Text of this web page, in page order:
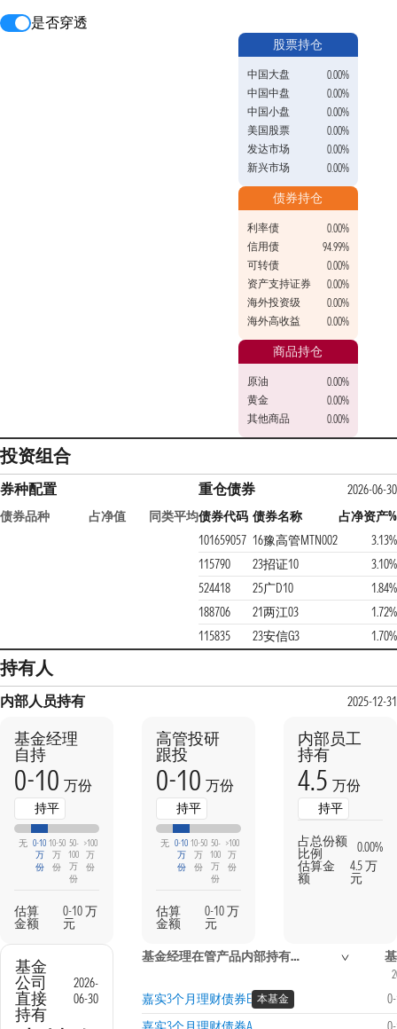
是否穿透
股票持仓
中国大盘
0.00%
中国中盘
0.00%
中国小盘
0.00%
美国股票
0.00%
发达市场
0.00%
新兴市场
0.00%
债券持仓
利率债
0.00%
信用债
94.99%
可转债
0.00%
资产支持证券
0.00%
海外投资级
0.00%
海外高收益
0.00%
商品持仓
原油
0.00%
黄金
0.00%
其他商品
0.00%
投资组合
券种配置
债券品种 占净值 同类平均
重仓债券
2026-06-30
债券代码 债券名称
占净资产%
101659057 16豫高管MTN002
3.13%
115790
23招证10
3.10%
524418
25广D10
1.84%
188706
21两江03
1.72%
115835
23安信G3 1.70%
持有人
内部人员持有 2025-12-31
基金经理
自持
0-10 万份
持平
无 0-10
万
份
10-50
万
份
50-
100
万
份
>100
万
份
估算
金额
0-10 万
元
高管投研
跟投
0-10 万份
持平
无 0-10
万
份
10-50
万
份
50-
100
万
份
>100
万
份
估算
金额
0-10 万
元
内部员工
持有
4.5 万份
持平
占总份额
比例
0.00%
估算金
额
4.5 万
元
基金
公司
直接
持有
2026-
06-30
基金经理在管产品内部持有信息
嘉实3个月理财债券E 本基金